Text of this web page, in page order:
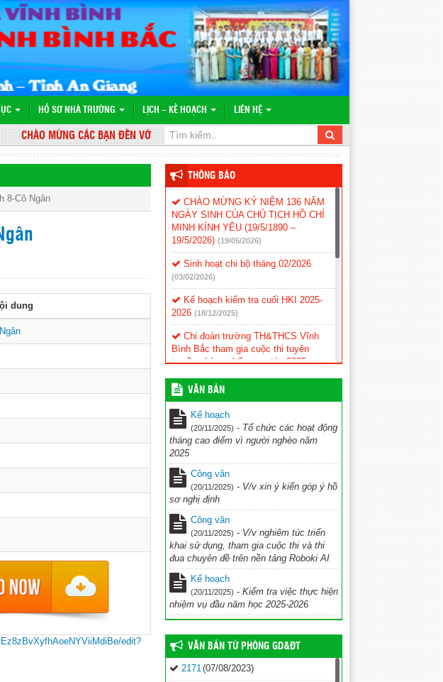
HỒ SƠ NHÀ TRƯỜNG LỊCH – KẾ HOẠCH LIÊN HỆ
CHÀO MỪNG CÁC BẠN ĐẾN VỚI WEBSITE TRƯỜNG TH&THCS VĨNH BÌNH BẮC
8-Cô Ngân
dung
edit?
THÔNG BÁO
CHÀO MỪNG KỶ NIỆM 136 NĂM
NGÀY SINH CỦA CHỦ TỊCH HỒ CHÍ
MINH KÍNH YÊU (19/5/1890 –
19/5/2026) (19/05/2026)
Sinh hoạt chi bộ tháng 02/2026
(03/02/2026)
Kế hoạch kiểm tra cuối HKI 2025-
2026 (18/12/2025)
Chi đoàn trường TH&THCS Vĩnh
Bình Bắc tham gia cuộc thi tuyên
truyền phòng chống ma túy 2025
Kế hoạch Triển khai thực hiện đề án
“Đưa tiếng Anh trở thành ngôn ngữ thứ
hai trong trường học” giai đoạn 2025 –
2035, tầm nhìn 2045
(26/11/2025)
KẾ HOẠCH Tổ chức cuộc thi Ứng
dụng công nghệ AI vào giảng dạy chào
mừng Kỷ niệm 43 năm ngày nhà giáo
Việt Nam (20/11/1982 – 20/11/2025)
năm học 2025-2026 (28/10/2025)
kế hoạch Thi đua chuyên đề ” Đẩy
nhanh chuyển đổi số và UDCN AI trên
nền tảng ROBOKI (20/10/2025)
Kế hoạch hoạt động CLB TDTD
2025-2026 (11/10/2025)
VĂN BẢN
Kế hoạch
(20/11/2025) - Tổ chức các hoạt động
tháng cao điểm vì người nghèo năm
2025
Công văn
(20/11/2025) - V/v xin ý kiến góp ý hồ
sơ nghị định
Công văn
(20/11/2025) - V/v nghiêm túc triển
khai sử dụng, tham gia cuộc thi và thi
đua chuyên đề trên nền tảng Roboki AI
Kế hoạch
(20/11/2025) - Kiểm tra việc thực hiện
nhiệm vụ đầu năm học 2025-2026
VĂN BẢN TỪ PHÒNG GD&ĐT
2171(07/08/2023)